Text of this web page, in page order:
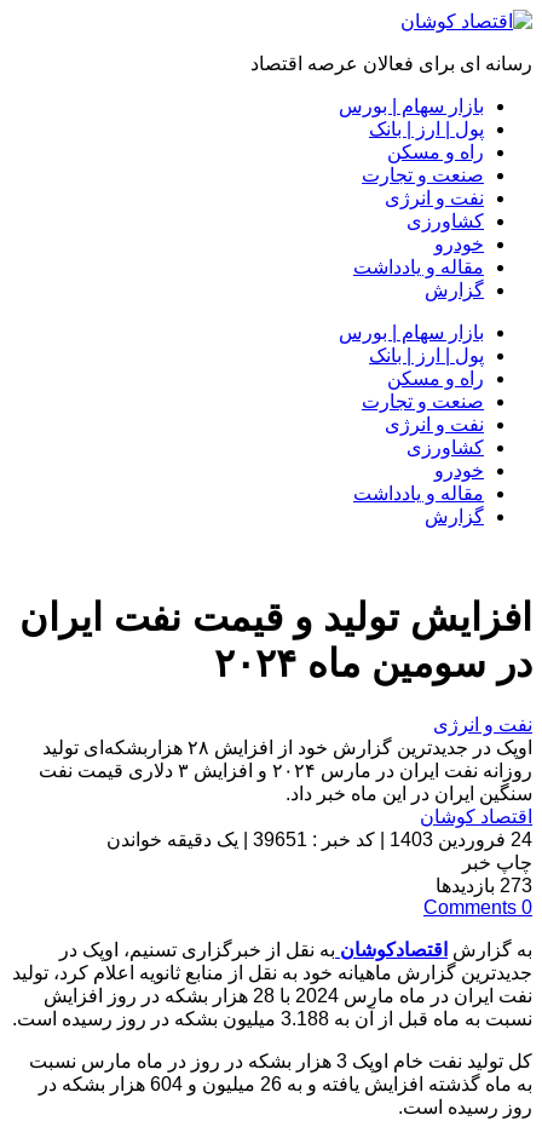
رسانه ای برای فعالان عرصه اقتصاد
بازار سهام | بورس
پول | ارز | بانک
راه و مسکن
صنعت و تجارت
نفت و انرژی
کشاورزی
خودرو
مقاله و یادداشت
گزارش
بازار سهام | بورس
پول | ارز | بانک
راه و مسکن
صنعت و تجارت
نفت و انرژی
کشاورزی
خودرو
مقاله و یادداشت
گزارش
افزایش تولید و قیمت نفت ایران
در سومین ماه ۲۰۲۴
نفت و انرژی
اوپک در جدیدترین گزارش خود از افزایش ۲۸ هزاربشکه‌ای تولید
روزانه نفت ایران در مارس ۲۰۲۴ و افزایش ۳ دلاری قیمت نفت
سنگین ایران در این ماه خبر داد.
اقتصاد کوشان
24 فروردین 1403
کد خبر : 39651
یک دقیقه خواندن
چاپ خبر
273 بازدیدها
0
Comments
به گزارش اقتصادکوشان به نقل از خبرگزاری تسنیم، اوپک در
جدیدترین گزارش ماهیانه خود به نقل از منابع ثانویه اعلام کرد، تولید
نفت ایران در ماه مارس 2024 با 28 هزار بشکه در روز افزایش
نسبت به ماه قبل از آن به 3.188 میلیون بشکه در روز رسیده است.
کل تولید نفت خام اوپک 3 هزار بشکه در روز در ماه مارس نسبت
به ماه گذشته افزایش یافته و به 26 میلیون و 604 هزار بشکه در
روز رسیده است.